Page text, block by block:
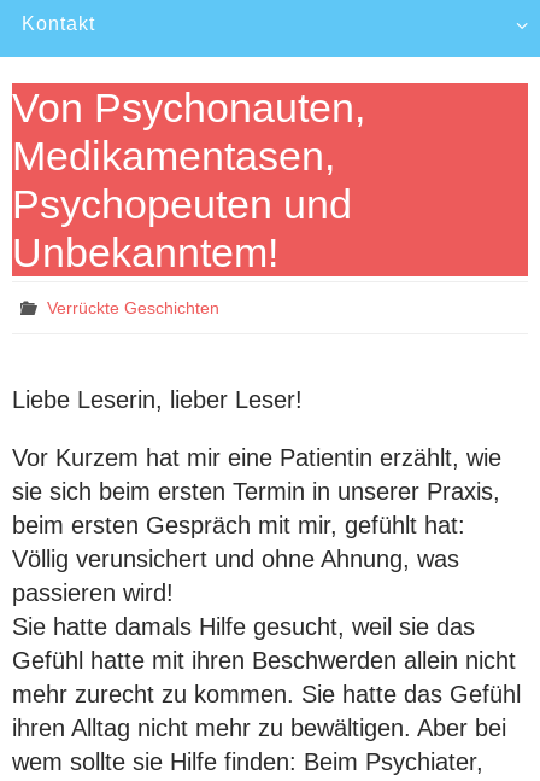
Kontakt
Von Psychonauten,
Medikamentasen,
Psychopeuten und
Unbekanntem!
Verrückte Geschichten
Liebe Leserin, lieber Leser!
Vor Kurzem hat mir eine Patientin erzählt, wie
sie sich beim ersten Termin in unserer Praxis,
beim ersten Gespräch mit mir, gefühlt hat:
Völlig verunsichert und ohne Ahnung, was
passieren wird!
Sie hatte damals Hilfe gesucht, weil sie das
Gefühl hatte mit ihren Beschwerden allein nicht
mehr zurecht zu kommen. Sie hatte das Gefühl
ihren Alltag nicht mehr zu bewältigen. Aber bei
wem sollte sie Hilfe finden: Beim Psychiater,